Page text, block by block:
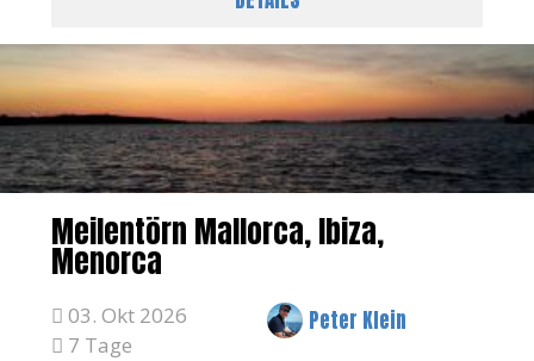
Meilentörn Mallorca, Ibiza,
Menorca
03. Okt 2026
7 Tage
Peter Klein